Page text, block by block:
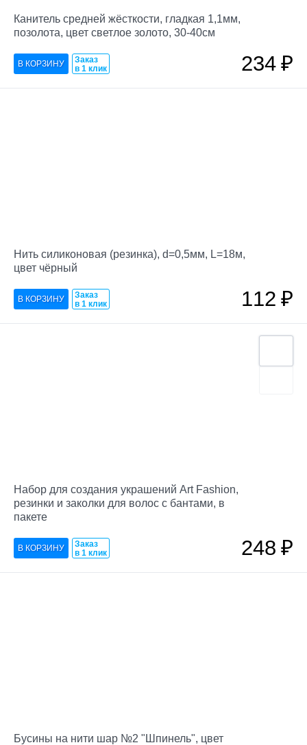
Канитель средней жёсткости, гладкая 1,1мм,
позолота, цвет светлое золото, 30-40см
Заказ
в 1 клик
234₽
Нить силиконовая (резинка), d=0,5мм, L=18м,
цвет чёрный
Заказ
в 1 клик
112₽
Набор для создания украшений Art Fashion,
резинки и заколки для волос с бантами, в
пакете
Заказ
в 1 клик
248₽
Бусины на нити шар №2 "Шпинель", цвет